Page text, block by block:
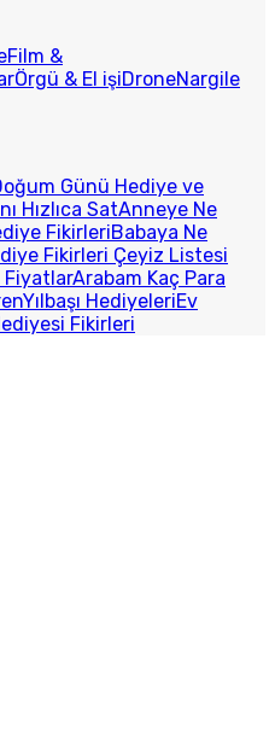
Film &
Örgü & El işiDroneNargile
Günü Hediye ve
Hızlıca SatAnneye Ne
FikirleriBabaya Ne
Fikirleri Çeyiz Listesi
FiyatlarArabam Kaç Para
Yılbaşı HediyeleriEv
Fikirleri